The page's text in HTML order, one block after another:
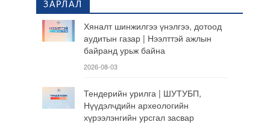
ЗАРЛАЛ
Хяналт шинжилгээ үнэлгээ, дотоод
аудитын газар | Нээлттэй ажлын
байранд урьж байна
2026-08-03
Тендерийн урилга | ШУТУБП,
Нүүдэлчдийн археологийн
хүрээлэнгийн урсгал засвар